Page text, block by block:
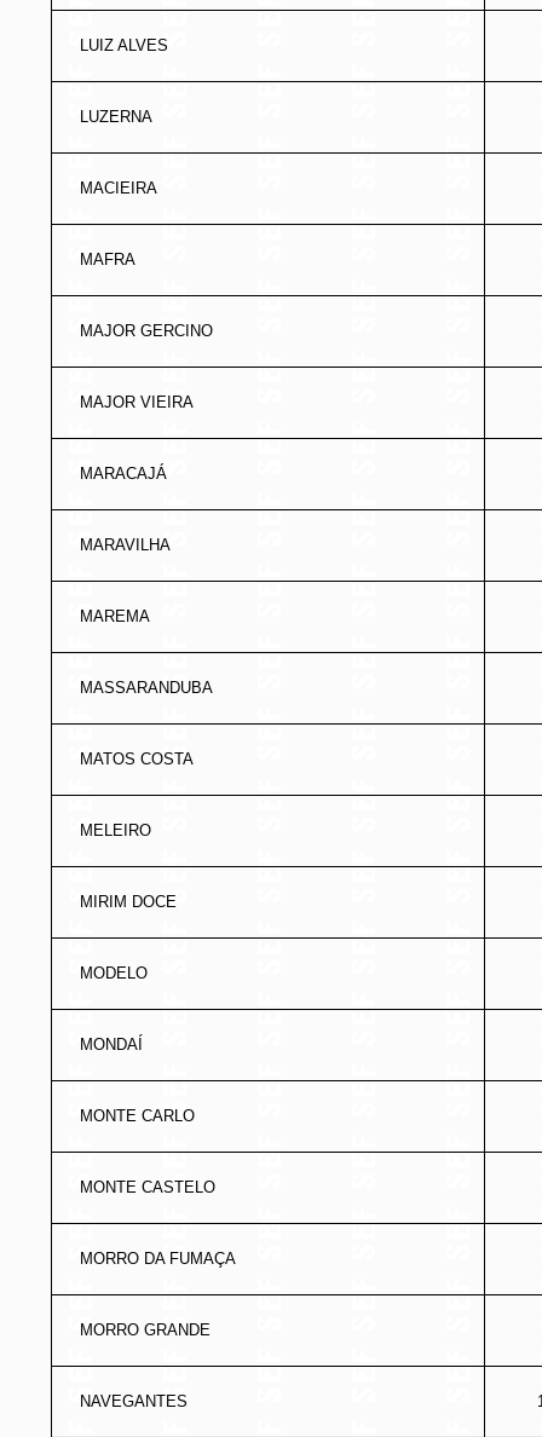
LUIZ ALVES
LUZERNA
MACIEIRA
MAFRA
MAJOR GERCINO
MAJOR VIEIRA
MARACAJÁ
MARAVILHA
MAREMA
MASSARANDUBA
MATOS COSTA
MELEIRO
MIRIM DOCE
MODELO
MONDAÍ
MONTE CARLO
MONTE CASTELO
MORRO DA FUMAÇA
MORRO GRANDE
NAVEGANTES